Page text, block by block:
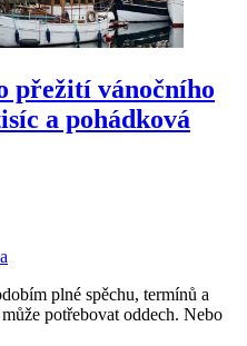
přežití vánočního
a pohádková
plné spěchu, termínů a
potřebovat oddech. Nebo